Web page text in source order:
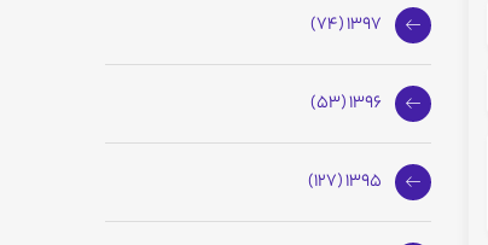
1397 (74)
1396 (53)
1395 (127)